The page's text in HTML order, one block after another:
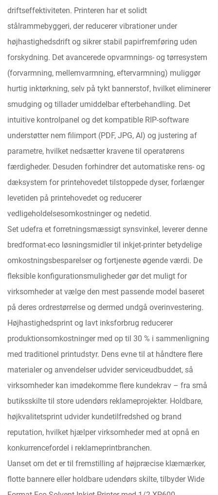
driftseffektiviteten. Printeren har et solidt
stålrammebyggeri, der reducerer vibrationer under
højhastighedsdrift og sikrer stabil papirfremføring uden
forskydning. Det avancerede opvarmnings- og tørresystem
(forvarmning, mellemvarmning, eftervarmning) muliggør
hurtig inktørkning, selv på tykt bannerstof, hvilket eliminerer
smudging og tillader umiddelbar efterbehandling. Det
intuitive kontrolpanel og det kompatible RIP-software
understøtter nem filimport (PDF, JPG, AI) og justering af
parametre, hvilket nedsætter kravene til operatørens
færdigheder. Desuden forhindrer det automatiske rens- og
dæksystem for printehovedet tilstoppede dyser, forlænger
levetiden på printehovedet og reducerer
vedligeholdelsesomkostninger og nedetid.
Set udefra et forretningsmæssigt synsvinkel, leverer denne
bredformat-eco løsningsmidler til inkjet-printer betydelige
omkostningsbesparelser og fortjeneste øgende værdi. De
fleksible konfigurationsmuligheder gør det muligt for
virksomheder at vælge den mest passende model baseret
på deres ordrestørrelse og dermed undgå overinvestering.
Højhastighedsprint og lavt inksforbrug reducerer
produktionsomkostninger med op til 30 % i sammenligning
med traditionel printudstyr. Dens evne til at håndtere flere
materialer og anvendelser udvider serviceudbuddet, så
virksomheder kan imødekomme flere kundekrav – fra små
butiksskilte til store udendørs reklameprojekter. Holdbare,
højkvalitetsprint udvider kundetilfredshed og brand
reputation, hvilket hjælper virksomheder med at opnå en
konkurrencefordel i reklameprintbranchen.
Uanset om det er til fremstilling af højpræcise klæmærker,
flotte bannere eller holdbare udendørs skilte, tilbyder Wide